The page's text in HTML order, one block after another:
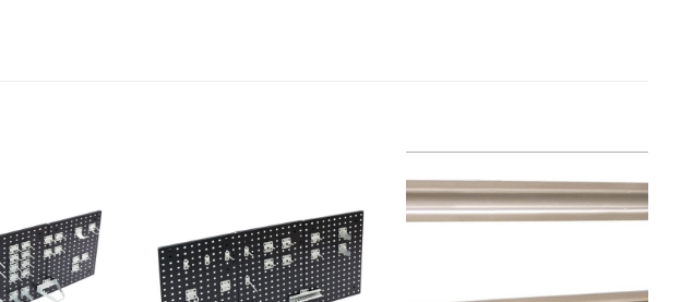
Auf die
Wunschliste
Auf die
Wunschliste
Auf die
Wunschliste